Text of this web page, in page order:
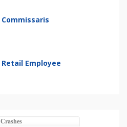
Commissaris
Retail Employee
Crashes